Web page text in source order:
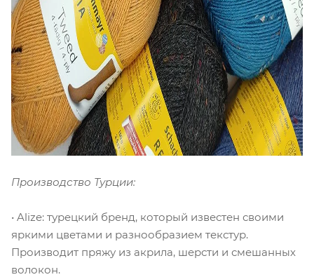
Производство Турции:
• Alize: турецкий бренд, который известен своими
яркими цветами и разнообразием текстур.
Производит пряжу из акрила, шерсти и смешанных
волокон.